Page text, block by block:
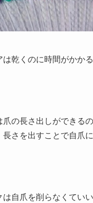
は乾くのに時間がかか
爪の長さ出しができる
長さを出すことで自爪
は自爪を削らなくてい